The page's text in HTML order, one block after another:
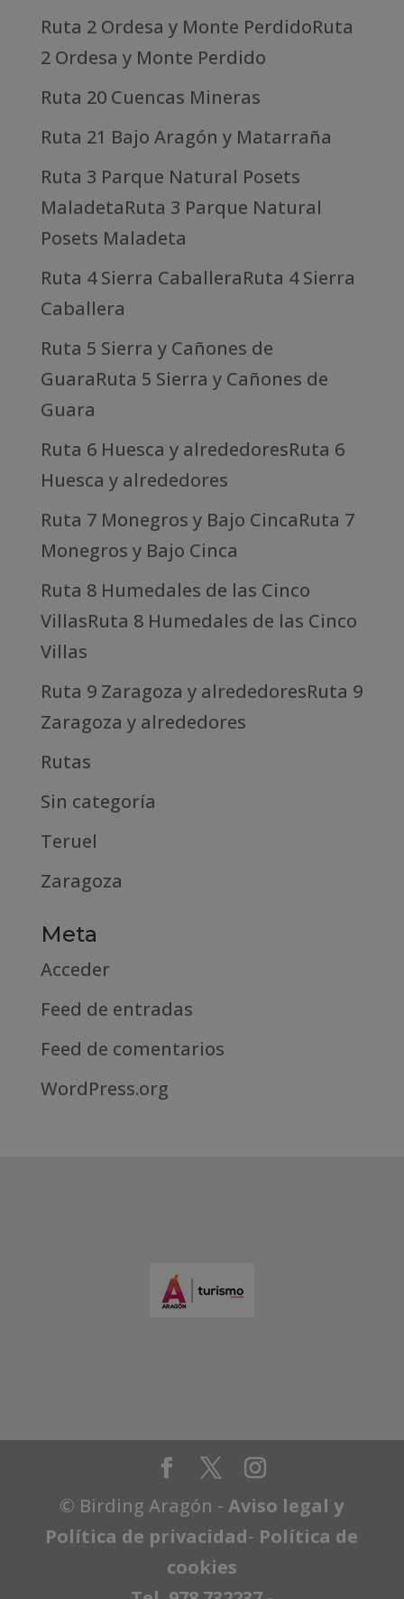
Ruta 2 Ordesa y Monte PerdidoRuta
2 Ordesa y Monte Perdido
Ruta 20 Cuencas Mineras
Ruta 21 Bajo Aragón y Matarraña
Ruta 3 Parque Natural Posets
MaladetaRuta 3 Parque Natural
Posets Maladeta
Ruta 4 Sierra CaballeraRuta 4 Sierra
Caballera
Ruta 5 Sierra y Cañones de
GuaraRuta 5 Sierra y Cañones de
Guara
Ruta 6 Huesca y alrededoresRuta 6
Huesca y alrededores
Ruta 7 Monegros y Bajo CincaRuta 7
Monegros y Bajo Cinca
Ruta 8 Humedales de las Cinco
VillasRuta 8 Humedales de las Cinco
Villas
Ruta 9 Zaragoza y alrededoresRuta 9
Zaragoza y alrededores
Rutas
Sin categoría
Teruel
Zaragoza
Meta
Acceder
Feed de entradas
Feed de comentarios
WordPress.org
© Birding Aragón -Aviso legal y
Política de privacidad- Política de
cookies